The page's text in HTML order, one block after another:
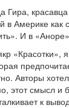
Гира,
в Америке
И в
Авторы
этот смысл
к